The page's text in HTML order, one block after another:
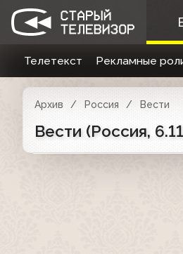
Телетекст Рекламные
Архив Россия Вести
Вести (Россия,